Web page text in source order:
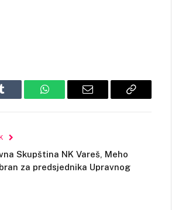
Tumblr WhatsAppEmail
Copy
Skupština NK Vareš, Meho
za predsjednika Upravnog